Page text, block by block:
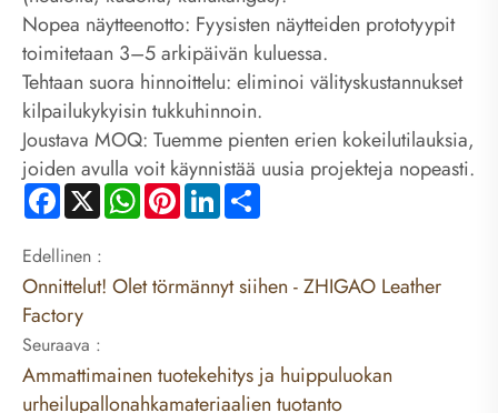
Nopea näytteenotto: Fyysisten näytteiden prototyypit
toimitetaan 3–5 arkipäivän kuluessa.
Tehtaan suora hinnoittelu: eliminoi välityskustannukset
kilpailukykyisin tukkuhinnoin.
Joustava MOQ: Tuemme pienten erien kokeilutilauksia,
joiden avulla voit käynnistää uusia projekteja nopeasti.
Facebook
X WhatsApp
PinterestLinkedIn
Edellinen :
Onnittelut! Olet törmännyt siihen - ZHIGAO Leather
Factory
Seuraava :
Ammattimainen tuotekehitys ja huippuluokan
urheilupallonahkamateriaalien tuotanto